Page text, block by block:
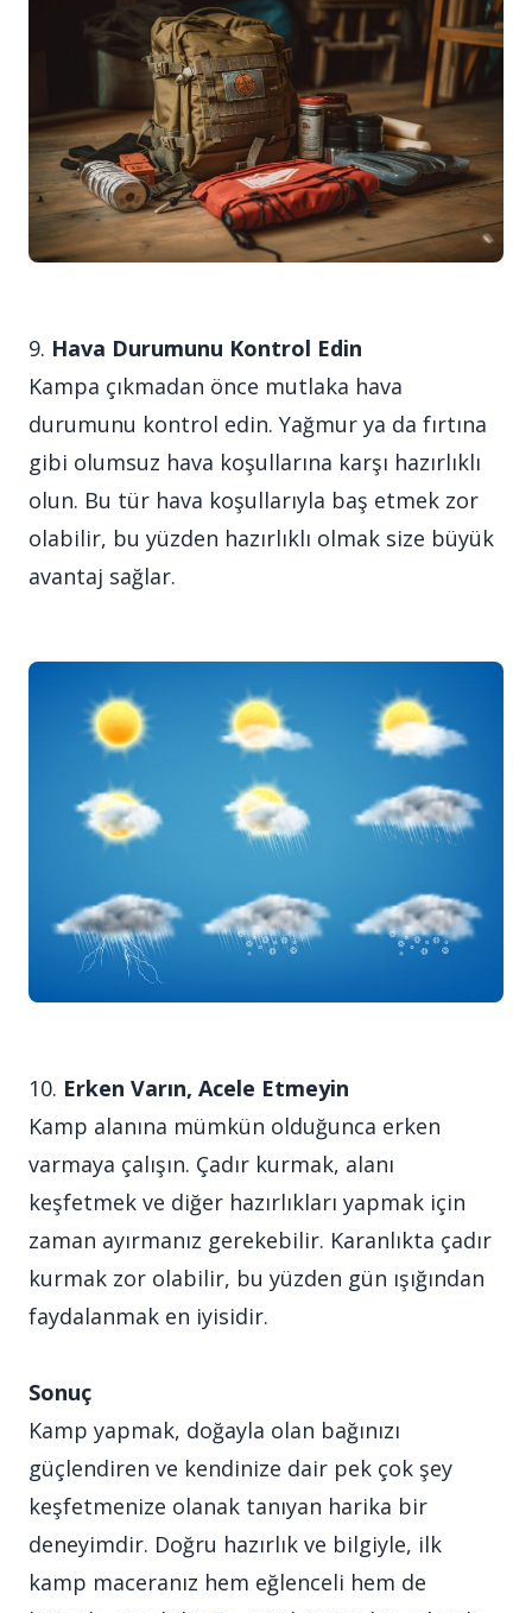
9. Hava Durumunu Kontrol Edin
Kampa çıkmadan önce mutlaka hava
durumunu kontrol edin. Yağmur ya da fırtına
gibi olumsuz hava koşullarına karşı hazırlıklı
olun. Bu tür hava koşullarıyla baş etmek zor
olabilir, bu yüzden hazırlıklı olmak size büyük
avantaj sağlar.
10. Erken Varın, Acele Etmeyin
Kamp alanına mümkün olduğunca erken
varmaya çalışın. Çadır kurmak, alanı
keşfetmek ve diğer hazırlıkları yapmak için
zaman ayırmanız gerekebilir. Karanlıkta çadır
kurmak zor olabilir, bu yüzden gün ışığından
faydalanmak en iyisidir.
Sonuç
Kamp yapmak, doğayla olan bağınızı
güçlendiren ve kendinize dair pek çok şey
keşfetmenize olanak tanıyan harika bir
deneyimdir. Doğru hazırlık ve bilgiyle, ilk
kamp maceranız hem eğlenceli hem de